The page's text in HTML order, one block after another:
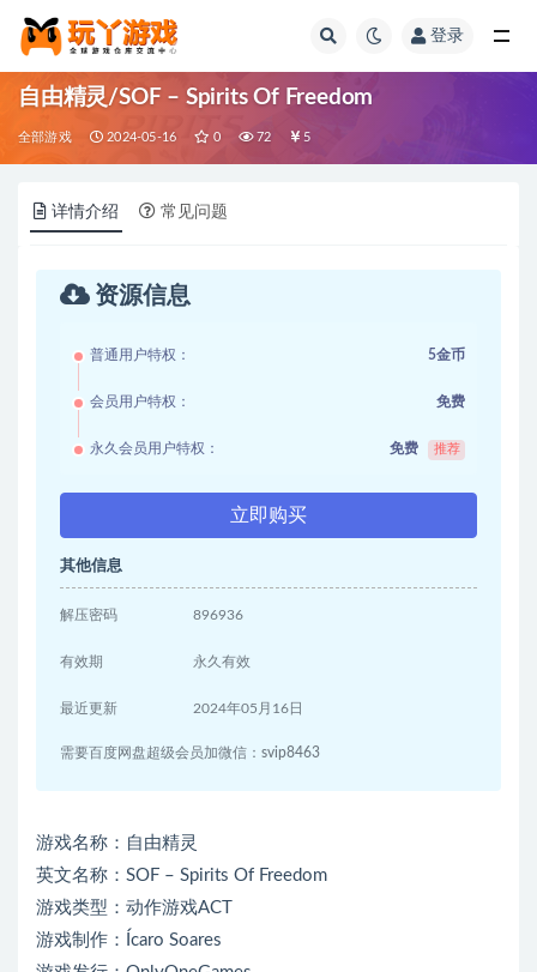
登录
自由精灵/SOF – Spirits Of Freedom
全部游戏 2024-05-16 0 72 5
详情介绍 常见问题
资源信息
普通用户特权： 5金币
会员用户特权： 免费
永久会员用户特权： 免费 推荐
立即购买
其他信息
解压密码 896936
有效期 永久有效
最近更新 2024年05月16日
需要百度网盘超级会员加微信：svip8463
游戏名称：自由精灵
英文名称：SOF – Spirits Of Freedom
游戏类型：动作游戏ACT
游戏制作：Ícaro Soares